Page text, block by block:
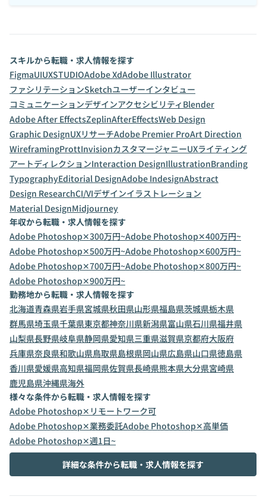
スキルから転職・求人情報を探す
FigmaUIUXSTUDIOAdobe XdAdobe Illustrator
ファシリテーションSketchユーザーインタビュー
コミュニケーションデザインアクセシビリティ Blender
Adobe After EffectsZeplinAfterEffectsWeb Design
Graphic DesignUXリサーチAdobe Premier ProArt Direction
WireframingProttInvisionカスタマージャニーUXライティング
アートディレクションInteraction DesignIllustrationBranding
TypographyEditorial DesignAdobe IndesignAbstract
Design ResearchCI/VIデザインイラストレーション
Material DesignMidjourney
年収から転職・求人情報を探す
Adobe Photoshop✕300万円~Adobe Photoshop✕400万円~
Adobe Photoshop✕500万円~Adobe Photoshop✕600万円~
Adobe Photoshop✕700万円~Adobe Photoshop✕800万円~
Adobe Photoshop✕900万円~
勤務地から転職・求人情報を探す
北海道青森県岩手県宮城県秋田県山形県福島県茨城県栃木県
群馬県埼玉県千葉県東京都神奈川県新潟県富山県石川県福井県
山梨県長野県岐阜県静岡県愛知県三重県滋賀県京都府大阪府
兵庫県奈良県和歌山県鳥取県島根県岡山県広島県山口県徳島県
香川県愛媛県高知県福岡県佐賀県長崎県熊本県大分県宮崎県
鹿児島県沖縄県海外
様々な条件から転職・求人情報を探す
Adobe Photoshop✕リモートワーク可
Adobe Photoshop✕業務委託Adobe Photoshop✕高単価
Adobe Photoshop✕週1日~
詳細な条件から転職・求人情報を探す